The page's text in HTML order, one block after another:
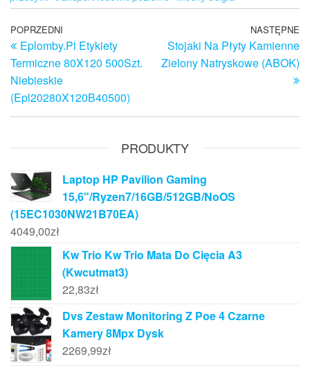
Nawigacja
wpisu
Poprzedni
wpis
POPRZEDNI
Eplomby.Pl Etykiety
Termiczne 80X120 500Szt.
Niebieskie
(Epl20280X120B40500)
NASTĘPNE
Stojaki Na Płyty Kamienne
Zielony Natryskowe (ABOK)
PRODUKTY
Laptop HP Pavilion Gaming
15,6"/Ryzen7/16GB/512GB/NoOS
(15EC1030NW21B70EA)
4049,00zł
Kw Trio Kw Trio Mata Do Cięcia A3
(Kwcutmat3)
22,83zł
Dvs Zestaw Monitoring Z Poe 4 Czarne
Kamery 8Mpx Dysk
2269,99zł